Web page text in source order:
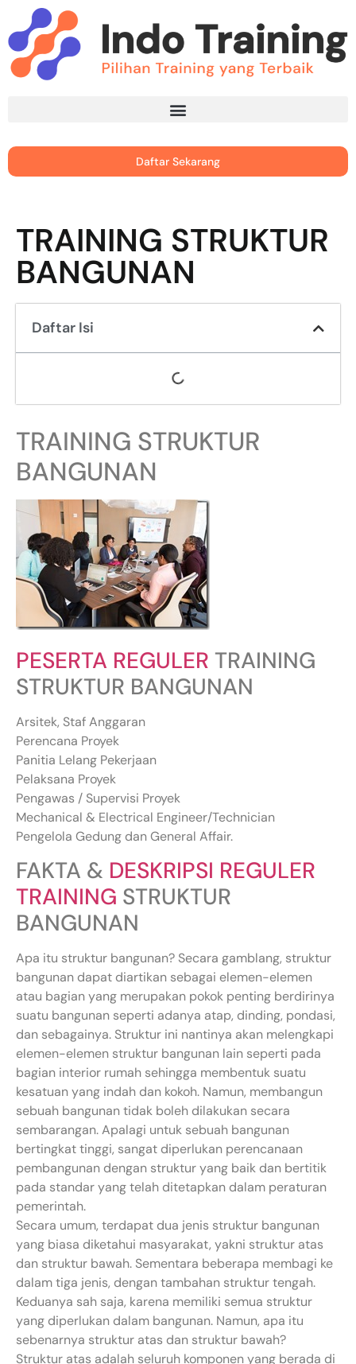
Daftar Sekarang
TRAINING STRUKTUR
BANGUNAN
Daftar Isi
TRAINING STRUKTUR
BANGUNAN
PESERTA REGULER TRAINING
STRUKTUR BANGUNAN
Arsitek, Staf Anggaran
Perencana Proyek
Panitia Lelang Pekerjaan
Pelaksana Proyek
Pengawas / Supervisi Proyek
Mechanical & Electrical Engineer/Technician
Pengelola Gedung dan General Affair.
FAKTA & DESKRIPSI REGULER
TRAINING STRUKTUR
BANGUNAN
Apa itu struktur bangunan? Secara gamblang, struktur
bangunan dapat diartikan sebagai elemen-elemen
atau bagian yang merupakan pokok penting berdirinya
suatu bangunan seperti adanya atap, dinding, pondasi,
dan sebagainya. Struktur ini nantinya akan melengkapi
elemen-elemen struktur bangunan lain seperti pada
bagian interior rumah sehingga membentuk suatu
kesatuan yang indah dan kokoh. Namun, membangun
sebuah bangunan tidak boleh dilakukan secara
sembarangan. Apalagi untuk sebuah bangunan
bertingkat tinggi, sangat diperlukan perencanaan
pembangunan dengan struktur yang baik dan bertitik
pada standar yang telah ditetapkan dalam peraturan
pemerintah.
Secara umum, terdapat dua jenis struktur bangunan
yang biasa diketahui masyarakat, yakni struktur atas
dan struktur bawah. Sementara beberapa membagi ke
dalam tiga jenis, dengan tambahan struktur tengah.
Keduanya sah saja, karena memiliki semua struktur
yang diperlukan dalam bangunan. Namun, apa itu
sebenarnya struktur atas dan struktur bawah?
Struktur atas adalah seluruh komponen yang berada di